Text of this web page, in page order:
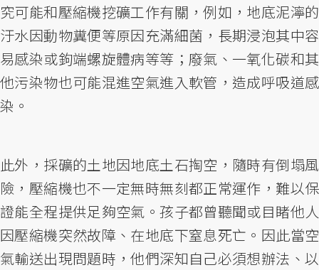
究可能和壓縮機挖礦工作有關，例如，地底泥濘的
汙水因動物糞便等原因充滿細菌，長期浸泡其中容
易感染或鉤端螺旋體病等等；廢氣、一氧化碳和其
他污染物也可能混進空氣進入軟管，造成呼吸道感
染。
此外，採礦的土地因地底土石掏空，隨時有倒塌風
險，壓縮機也不一定無時無刻都正常運作，難以保
證能全程提供足夠空氣。孩子都曾聽聞或目睹他人
因壓縮機突然故障、在地底下窒息死亡。因此當空
氣輸送出現問題時，他們深知自己必須想辦法、以